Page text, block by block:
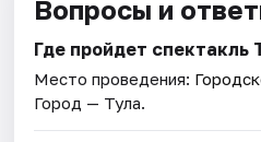
Вопросы и
Где пройдет спектакль
Место проведения:
Город — Тула.